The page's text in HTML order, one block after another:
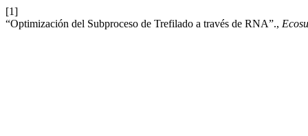
[1]
“Optimización del Subproceso de Trefilado a través de RNA”.,